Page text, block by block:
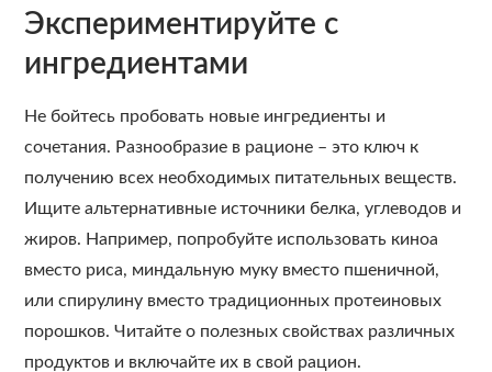
Экспериментируйте с
ингредиентами
Не бойтесь пробовать новые ингредиенты и
сочетания. Разнообразие в рационе – это ключ к
получению всех необходимых питательных веществ.
Ищите альтернативные источники белка, углеводов и
жиров. Например, попробуйте использовать киноа
вместо риса, миндальную муку вместо пшеничной,
или спирулину вместо традиционных протеиновых
порошков. Читайте о полезных свойствах различных
продуктов и включайте их в свой рацион.